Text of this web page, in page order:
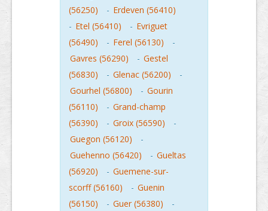
(56250)
- Erdeven (56410)
- Etel (56410) - Evriguet
(56490)
- Ferel (56130)
-
Gavres (56290)
- Gestel
(56830)
- Glenac (56200)
-
Gourhel (56800)
- Gourin
(56110)
- Grand-champ
(56390)
- Groix (56590)
-
Guegon (56120)
-
Guehenno (56420)
- Gueltas
(56920)
- Guemene-sur-
scorff (56160)
- Guenin
(56150)
- Guer (56380)
-